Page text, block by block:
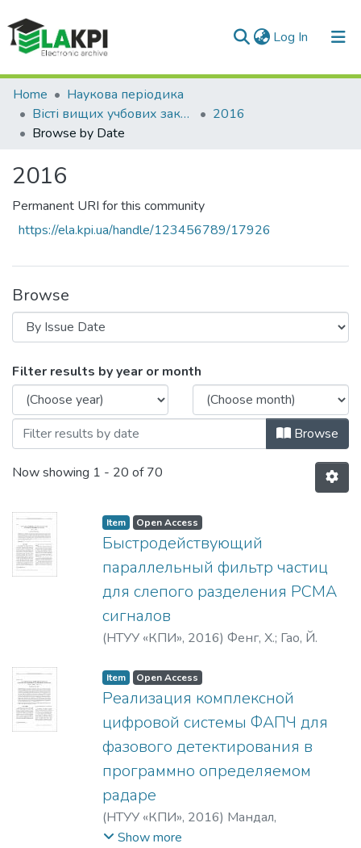
Log In (current)
Communities & Collections
All of DSpace
Home
Наукова періодика
Вісті вищих учбових закладів. Радіоелектроніка
2016
Browse by Date
2016
Permanent URI for this community
https://ela.kpi.ua/handle/123456789/17926
Browse
Browsing 2016 by Issue Date
Filter results by year or month
Browse
Now showing 1 - 20 of 70
Item Open Access
Быстродействующий
параллельный фильтр частиц
для слепого разделения PCMA
сигналов
(НТУУ «КПИ», 2016) Фенг, Х.; Гао, Й.
Item Open Access
Реализация комплексной
цифровой системы ФАПЧ для
фазового детектирования в
программно определяемом
радаре
(НТУУ «КПИ», 2016) Мандал,
Амритакар;Мишра, Раджеш
Show more